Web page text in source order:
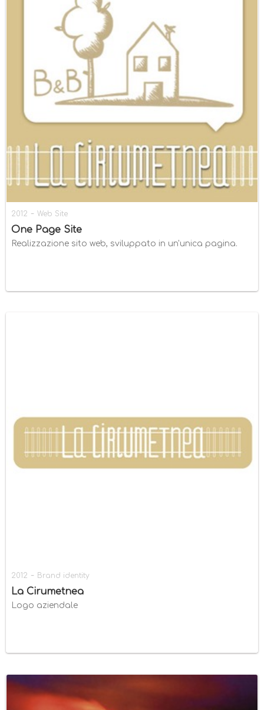
2012 - Web Site
One Page Site
Realizzazione sito web, sviluppato in un'unica pagina.
2012 - Brand identity
La Cirumetnea
Logo aziendale